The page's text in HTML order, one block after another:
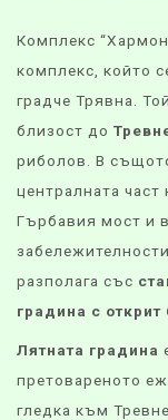
Комплекс
комплекс, който
градче Трявна.
близост до
риболов. В
централната част
Гърбавия мост и
разполага със
градина с открит
Лятната градина
претовареното
гледка към